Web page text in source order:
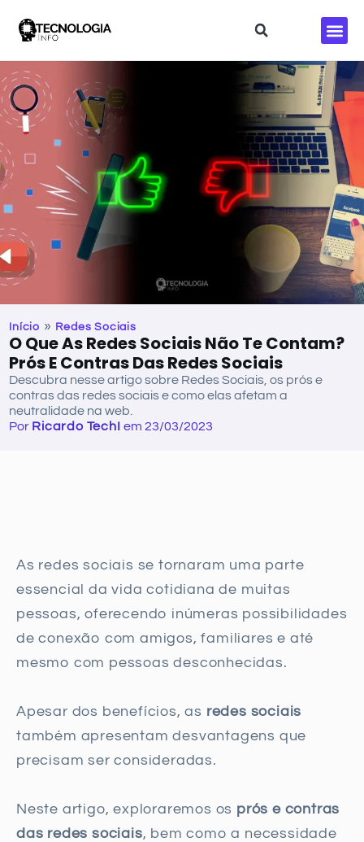
Início » Redes Sociais
O Que As Redes Sociais Não Te Contam?
Prós E Contras Das Redes Sociais
Descubra nesse artigo sobre Redes Sociais, os prós e
contras das redes sociais e como elas afetam a
neutralidade na web.
Por Ricardo TechI em 23/03/2023
As redes sociais se tornaram uma parte
essencial da vida cotidiana de muitas
pessoas, oferecendo inúmeras possibilidades
de conexão com amigos, familiares e até
mesmo com pessoas desconhecidas.
Apesar dos benefícios, as redes sociais
também apresentam desvantagens que
precisam ser consideradas.
Neste artigo, exploraremos os prós e contras
das redes sociais, bem como a necessidade